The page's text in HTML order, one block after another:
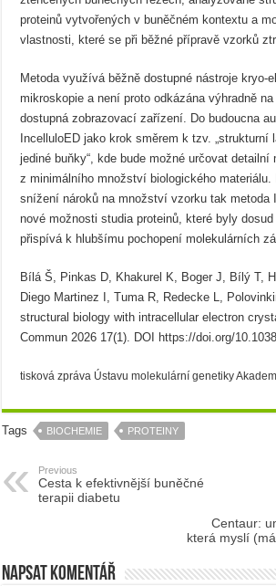
proteinů vytvořených v buněčném kontextu a
vlastnosti, které se při běžné přípravě vzorků
Metoda využívá běžně dostupné nástroje
mikroskopie a není proto odkázána výhradně
dostupná zobrazovací zařízení. Do budoucna
IncelluloED jako krok směrem k tzv. „strukturní
jediné buňky“, kde bude možné určovat
z minimálního množství biologického
snížení nároků na množství vzorku tak metoda
nové možnosti studia proteinů, které byly
přispívá k hlubšímu pochopení molekulárních
Bílá Š, Pinkas D, Khakurel K, Boger J, Bílý T,
Diego Martinez I, Tuma R, Redecke L,
structural biology with intracellular electron
Commun 2026 17(1). DOI https://doi.org/
tisková zpráva Ústavu molekulární genetiky
Tags BIOCHEMIE PROTEINY
Previous
Cesta k efektivnější buněčné
terapii diabetu
Centaur:
která myslí
Napsat komentář